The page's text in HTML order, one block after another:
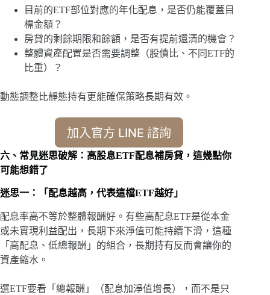
目前的ETF部位對應的年化配息，是否仍能覆蓋目
標金額？
房貸的剩餘期限和餘額，是否有提前還清的機會？
整體資產配置是否需要調整（股債比、不同ETF的
比重）？
動態調整比靜態持有更能確保策略長期有效。
加入官方 LINE 諮詢
六、常見迷思破解：高股息ETF配息補房貸，這幾點你
可能想錯了
迷思一：「配息越高，代表這檔ETF越好」
配息率高不等於整體報酬好。有些高配息ETF是從本金
或未實現利益配出，長期下來淨值可能持續下滑，這種
「高配息、低總報酬」的組合，長期持有反而會讓你的
資產縮水。
選ETF要看「總報酬」（配息加淨值增長），而不是只